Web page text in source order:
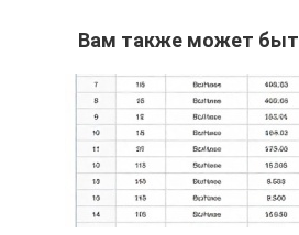
Вам также может